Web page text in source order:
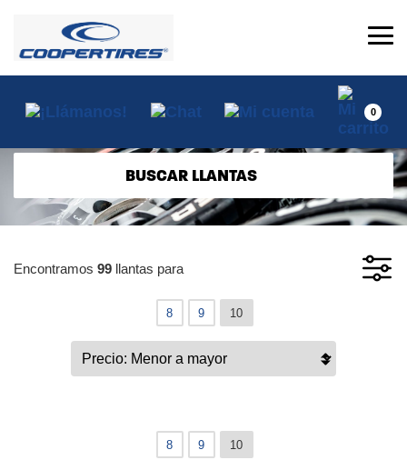
0
BUSCAR LLANTAS
Encontramos 99 llantas para
8 9 10
8 9 10